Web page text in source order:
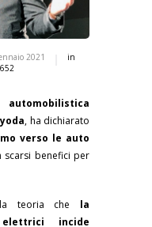
2021
in
, ha dichiarato
verso le auto
benefici per
teoria che la
incide